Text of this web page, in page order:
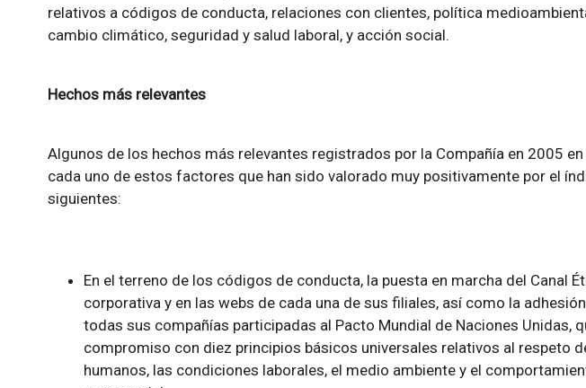
relativos a códigos de conducta, relaciones con clientes, política
cambio climático, seguridad y salud laboral, y acción social.
Hechos más relevantes
Algunos de los hechos más relevantes registrados por la Compañía en 2005
cada uno de estos factores que han sido valorado muy positivamente por el
siguientes:
En el terreno de los códigos de conducta, la puesta en marcha del Canal
corporativa y en las webs de cada una de sus filiales, así como la
todas sus compañías participadas al Pacto Mundial de Naciones Unidas,
compromiso con diez principios básicos universales relativos al respeto
humanos, las condiciones laborales, el medio ambiente y el